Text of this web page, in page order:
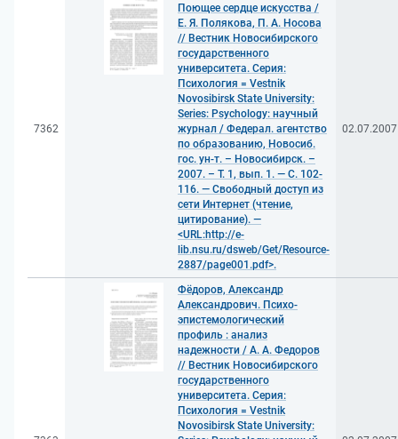
7362
Поющее сердце искусства /
Е. Я. Полякова, П. А. Носова
// Вестник Новосибирского
государственного
университета. Серия:
Психология = Vestnik
Novosibirsk State University:
Series: Psychology: научный
журнал / Федерал. агентство
по образованию, Новосиб.
гос. ун-т. – Новосибирск. –
2007. – Т. 1, вып. 1. — С. 102-
116. — Свободный доступ из
сети Интернет (чтение,
цитирование). —
<URL:http://e-
lib.nsu.ru/dsweb/Get/Resource-
2887/page001.pdf>.
02.07.2007
Фёдоров, Александр
Александрович. Психо-
эпистемологический
профиль : анализ
надежности / А. А. Федоров
// Вестник Новосибирского
государственного
университета. Серия:
Психология = Vestnik
Novosibirsk State University: